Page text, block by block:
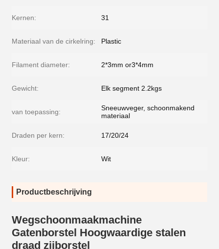
Kernen: 31
Materiaal van de cirkelring: Plastic
Filament diameter: 2*3mm or3*4mm
Gewicht: Elk segment 2.2kgs
van toepassing:
Sneeuwveger, schoonmakend
materiaal
Draden per kern: 17/20/24
Kleur: Wit
Productbeschrijving
Wegschoonmaakmachine
Gatenborstel Hoogwaardige stalen
draad zijborstel